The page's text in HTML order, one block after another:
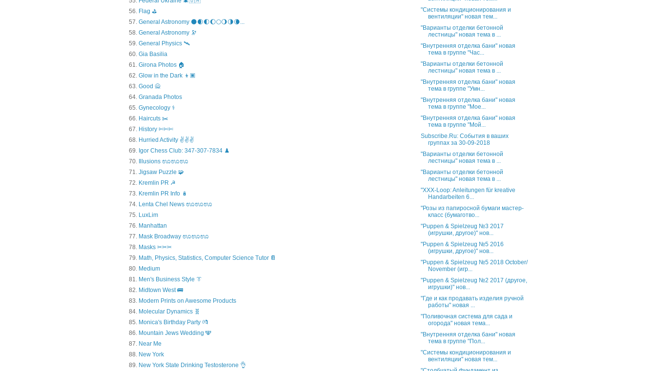
Flag ⛳
General Astronomy 🌑🌒🌓🌔🌕🌖🌗🌘...
General Astronomy 🔭
General Physics 🛰
Gia Basilia
Girona Photos 🏠
Glow in the Dark 👦🏿
Good 🙅
Granada Photos
Gynecology ⚕️
Haircuts ✂️
History ✄✄✄
Hurried Activity ✌✌✌
Igor Chess Club: 347-307-7834 ♟️
Illusions ಊಊಊ
Jigsaw Puzzle 🧩
Kremlin PR ☭
Kremlin PR Info 🪆
Lenta Chel News ಊಊಊ
LuxLim
Manhattan
Mask Broadway ಊಊಊ
Masks ✂✂✂
Math, Physics, Statistics, Computer Science Tutor 📔
Medium
Men's Business Style 👔
Midtown West 🚌
Modern Prints on Awesome Products
Molecular Dynamics 🧬
Monica's Birthday Party 💏
Mountain Jews Wedding 🕎
Near Me
New York
New York State Drinking Testosterone 👌
"Системы кондиционирования и
вентиляции" новая тем...
"Варианты отделки бетонной
лестницы" новая тема в ...
"Внутренняя отделка бани" новая
тема в группе "Час...
"Варианты отделки бетонной
лестницы" новая тема в ...
"Внутренняя отделка бани" новая
тема в группе "Умн...
"Внутренняя отделка бани" новая
тема в группе "Мое...
"Внутренняя отделка бани" новая
тема в группе "Мой...
Subscribe.Ru: События в ваших
группах за 30-09-2018
"Варианты отделки бетонной
лестницы" новая тема в ...
"Варианты отделки бетонной
лестницы" новая тема в ...
"XXX-Loop: Anleitungen für kreative
Handarbeiten 6...
"Розы из папиросной бумаги мастер-
класс (бумаготво...
"Puppen & Spielzeug №3 2017
(игрушки, другое)" нов...
"Puppen & Spielzeug №5 2016
(игрушки, другое)" нов...
"Puppen & Spielzeug №5 2018 October/
November (игр...
"Puppen & Spielzeug №2 2017 (другое,
игрушки)" нов...
"Где и как продавать изделия ручной
работы" новая ...
"Поливочная система для сада и
огорода" новая тема...
"Внутренняя отделка бани" новая
тема в группе "Пол...
"Системы кондиционирования и
вентиляции" новая тем...